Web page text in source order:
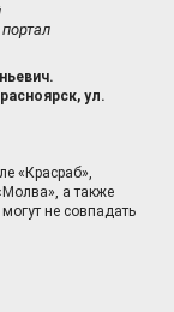
ул.
«Красраб»,
а также
не совпадать